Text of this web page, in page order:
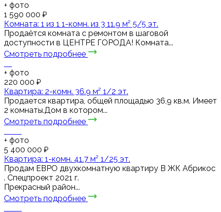
+ фото
1 590 000 ₽
Комната: 1 из 1 1-комн. из 3 11.9 м² 5/5 эт.
Продаётся комната с ремонтом в шаговой
доступности в ЦЕНТРЕ ГОРОДА! Комната...
Смотреть подробнее
+ фото
220 000 ₽
Квартира: 2-комн. 36.9 м² 1/2 эт.
Продается квартира, общей площадью 36,9 кв.м. Имеет
2 комнаты.Дом в котором...
Смотреть подробнее
+ фото
5 400 000 ₽
Квартира: 1-комн. 41.7 м² 1/25 эт.
Пpодaм ЕВРО двухкомнaтную квapтиру В ЖК Абрикос
. Спецпроект 2021 г.
Прекрасный район...
Смотреть подробнее